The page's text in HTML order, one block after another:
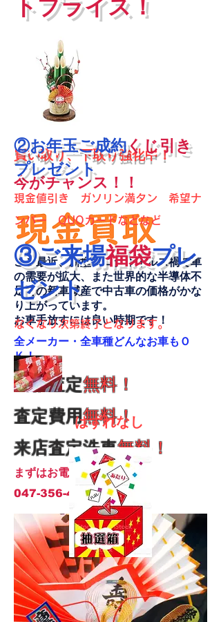
買い取り、下取り強化中！
今がチャンス！！
ここ最近、新型コロナウイルス禍で車
の需要が拡大、また世界的な半導体不
足での新車減産で中古車の価格がかな
り上がっています。
​お車手放すには良い時期です！
全メーカー・全車種どんなお車もＯ
Ｋ！
出張査定無料！
査定費用無料！
来店査定洗車無料！
まずはお電話を！
047-356-4190
②お年玉ご成約くじ引き
プレゼント
現金値引き ガソリン満タン 希望ナ
ンバー QUOカードなどなど
③ご来場福袋プレ
ゼント
なくなり次第終了となります。
はずれなし